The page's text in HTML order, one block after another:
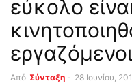
εύκολο
Από Σύνταξη - 28 Ιουνίου,